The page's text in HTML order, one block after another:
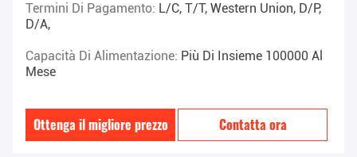
Termini Di Pagamento: L/C, T/T, Western Union, D/P,
D/A,
Capacità Di Alimentazione: Più Di Insieme 100000 Al
Mese
Ottenga il migliore prezzo Contatta ora